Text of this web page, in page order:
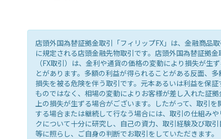
店頭外国為替証拠金取引「フィリップFX」は、金融商品
に規定される店頭金融先物取引です。店頭外国為替証拠金
（FX取引）は、金利や通貨の価格の変動により損失が生ず
とがあります。多額の利益が得られることがある反面、多
損失を被る危険を伴う取引です。元本あるいは利益を保証
ものではなく、相場の変動によりお客様が差し入れた証拠
上の損失が生ずる場合がございます。したがって、取引を
する場合または継続して行なう場合には、取引の仕組みや
クについて十分に研究し、自己の資力、取引経験及び取引
等に照らし、ご自身の判断でお取引をしていただきます。